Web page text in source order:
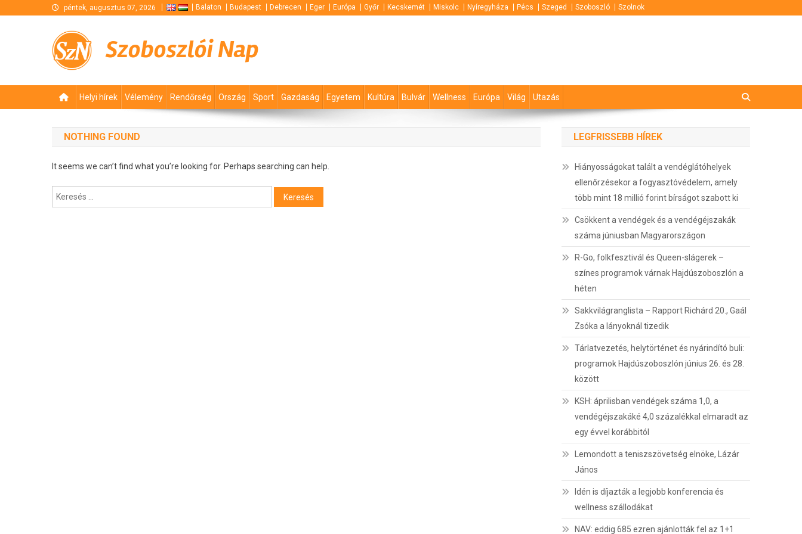
péntek, augusztus 07, 2026 Balaton Budapest Debrecen Eger Európa Győr Kecskemét Miskolc Nyíregyháza Pécs Szeged Szoboszló Szolnok
Szoboszlói Nap
Helyi hírek Vélemény Rendőrség Ország Sport Gazdaság Egyetem Kultúra Bulvár Wellness Európa Világ Utazás
NOTHING FOUND
It seems we can’t find what you’re looking for. Perhaps searching can help.
Keresés:
LEGFRISSEBB HÍREK
Hiányosságokat talált a vendéglátóhelyek
ellenőrzésekor a fogyasztóvédelem, amely
több mint 18 millió forint bírságot szabott ki
Csökkent a vendégek és a vendégéjszakák
száma júniusban Magyarországon
R-Go, folkfesztivál és Queen-slágerek –
színes programok várnak Hajdúszoboszlón a
héten
Sakkvilágranglista – Rapport Richárd 20., Gaál
Zsóka a lányoknál tizedik
Tárlatvezetés, helytörténet és nyárindító buli:
programok Hajdúszoboszlón június 26. és 28.
között
KSH: áprilisban vendégek száma 1,0, a
vendégéjszakáké 4,0 százalékkal elmaradt az
egy évvel korábbitól
Lemondott a teniszszövetség elnöke, Lázár
János
Idén is díjazták a legjobb konferencia és
wellness szállodákat
NAV: eddig 685 ezren ajánlották fel az 1+1